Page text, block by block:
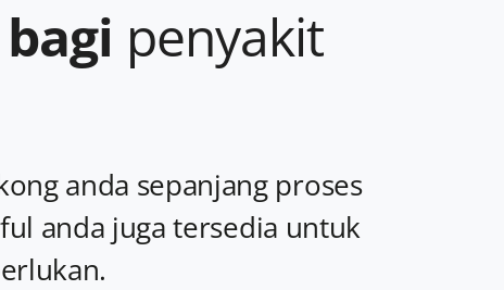
penyakit
anda sepanjang proses
anda juga tersedia untuk